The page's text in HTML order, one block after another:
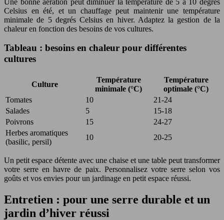
Celsius en été, et un chauffage peut maintenir une température
minimale de 5 degrés Celsius en hiver. Adaptez la gestion de la
chaleur en fonction des besoins de vos cultures.
Tableau : besoins en chaleur pour différentes
cultures
Culture
Température
minimale (°C)
Température
optimale (°C)
Tomates
10
21-24
Salades
5
15-18
Poivrons
15
24-27
Herbes aromatiques
(basilic, persil)
10 20-25
Un petit espace détente avec une chaise et une table peut transformer
votre serre en havre de paix. Personnalisez votre serre selon vos
goûts et vos envies pour un jardinage en petit espace réussi.
Entretien : pour une serre durable et un
jardin d’hiver réussi